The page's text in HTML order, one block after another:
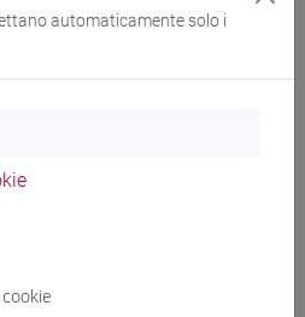
CULTURALE,
automaticamente solo i